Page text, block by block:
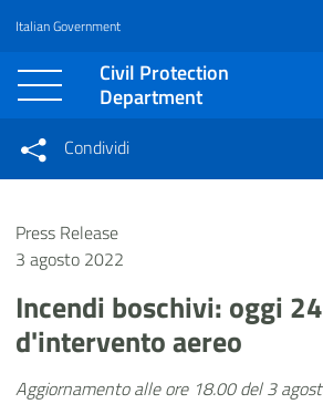
Vai al contenuto principale
Raggiungi il piè di pagina
Italian Government
Civil Protection
Department
Condividi su Facebook
Condividi
Condividi sui social network
Press Release
3 agosto 2022
Incendi boschivi: oggi
d'intervento aereo
Aggiornamento alle ore 18.00 del 3